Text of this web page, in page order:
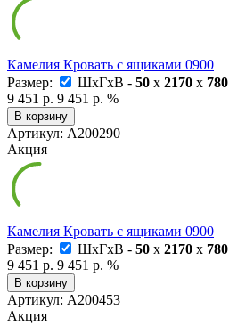
Камелия Кровать с ящиками 0900
Размер:
ШxГxВ - 50 x 2170 x 780
9 451 р. 9 451 р. %
В корзину
Артикул: А200290
Акция
Камелия Кровать с ящиками 0900
Размер:
ШxГxВ - 50 x 2170 x 780
9 451 р. 9 451 р. %
В корзину
Артикул: А200453
Акция